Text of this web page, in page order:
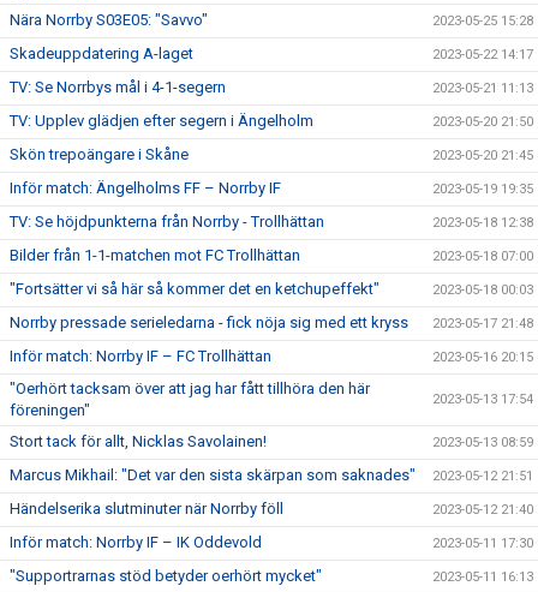
Nära Norrby S03E05: "Savvo" 2023-05-25 15:28
Skadeuppdatering A-laget 2023-05-22 14:17
TV: Se Norrbys mål i 4-1-segern 2023-05-21 11:13
TV: Upplev glädjen efter segern i Ängelholm 2023-05-20 21:50
Skön trepoängare i Skåne 2023-05-20 21:45
Inför match: Ängelholms FF – Norrby IF 2023-05-19 19:35
TV: Se höjdpunkterna från Norrby - Trollhättan 2023-05-18 12:38
Bilder från 1-1-matchen mot FC Trollhättan 2023-05-18 07:00
"Fortsätter vi så här så kommer det en ketchupeffekt" 2023-05-18 00:03
Norrby pressade serieledarna - fick nöja sig med ett kryss 2023-05-17 21:48
Inför match: Norrby IF – FC Trollhättan 2023-05-16 20:15
"Oerhört tacksam över att jag har fått tillhöra den här
föreningen"
2023-05-13 17:54
Stort tack för allt, Nicklas Savolainen! 2023-05-13 08:59
Marcus Mikhail: "Det var den sista skärpan som saknades" 2023-05-12 21:51
Händelserika slutminuter när Norrby föll 2023-05-12 21:40
Inför match: Norrby IF – IK Oddevold 2023-05-11 17:30
"Supportrarnas stöd betyder oerhört mycket" 2023-05-11 16:13